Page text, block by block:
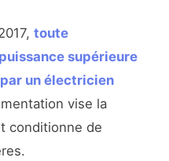
toute
supérieure
par un électricien
vise la
conditionne de